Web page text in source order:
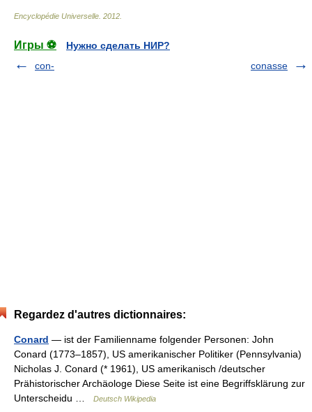
Encyclopédie Universelle 2012
Игры ⚽
Нужно сделать НИР?
con-
conasse
Regardez d'autres dictionnaires:
Conard — ist der Familienname folgender Personen: John
Conard (1773–1857), US amerikanischer Politiker (Pennsylvania)
Nicholas J. Conard (* 1961), US amerikanisch /deutscher
Prähistorischer Archäologe Diese Seite ist eine Begriffsklärung zur
Unterscheidu …
Deutsch Wikipedia